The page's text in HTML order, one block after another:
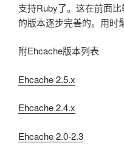
支持Ruby了。这在前面
的版本逐步完善的。用时
附Ehcache版本列表
Ehcache 2.5.x
Ehcache 2.4.x
Ehcache 2.0-2.3